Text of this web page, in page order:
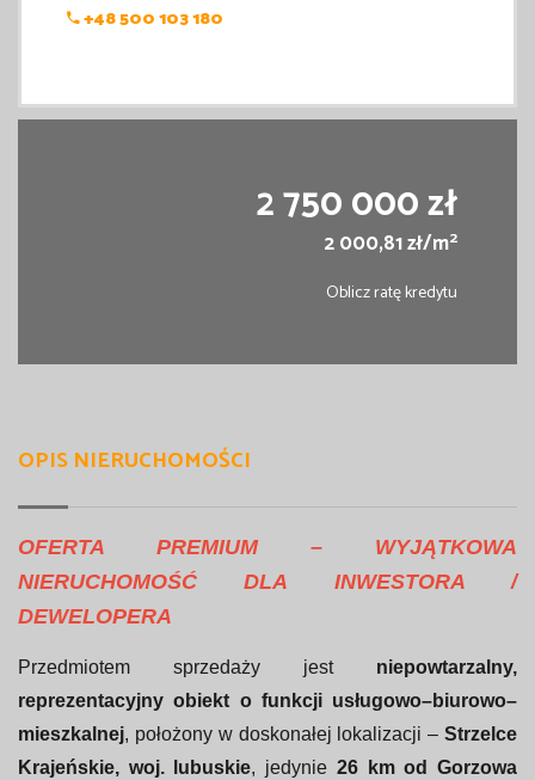
+48 500 103 180
2 750 000 zł
2 000,81 zł/m2
Oblicz ratę kredytu
OPIS NIERUCHOMOŚCI
OFERTA PREMIUM – WYJĄTKOWA
NIERUCHOMOŚĆ DLA INWESTORA /
DEWELOPERA
Przedmiotem sprzedaży jest niepowtarzalny,
reprezentacyjny obiekt o funkcji usługowo–biurowo–
mieszkalnej, położony w doskonałej lokalizacji – Strzelce
Krajeńskie, woj. lubuskie, jedynie 26 km od Gorzowa